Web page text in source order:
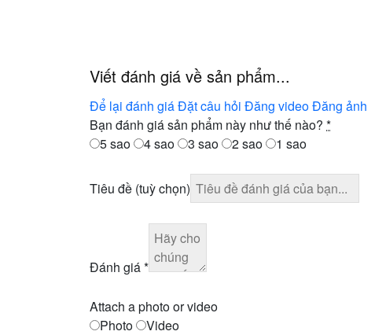
Viết đánh giá về sản phẩm...
Để lại đánh giáĐặt câu hỏi Đăng videoĐăng ảnh
Bạn đánh giá sản phẩm này như thế nào? *
5 sao
4 sao 3 sao 2 sao 1 sao
Tiêu đề (tuỳ chọn)
Đánh giá*
Attach a photo or video
Photo
Video